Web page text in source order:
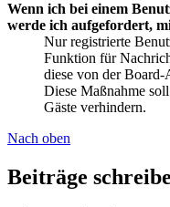
Wenn ich bei einem
werde ich aufgefordert,
Nur registrierte
Funktion für
diese von der
Diese Maßnahme
Gäste verhindern.
Nach oben
Beiträge